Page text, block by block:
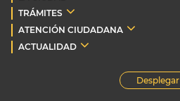
TRÁMITES
ATENCIÓN CIUDADANA
ACTUALIDAD
Desplegar